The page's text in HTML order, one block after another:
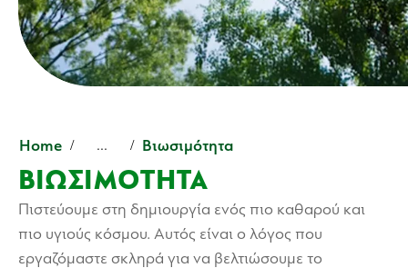
Home ... Βιωσιμότητα
ΒΙΩΣΙΜΌΤΗΤΑ
Πιστεύουμε στη δημιουργία ενός πιο καθαρού και
πιο υγιούς κόσμου. Αυτός είναι ο λόγος που
εργαζόμαστε σκληρά για να βελτιώσουμε το